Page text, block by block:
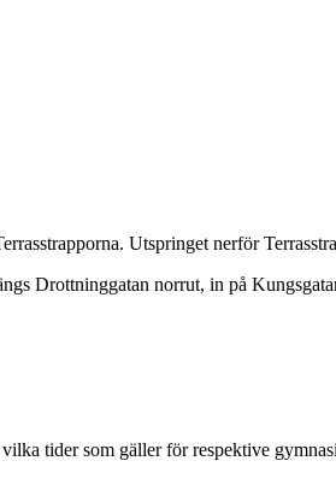
Utspringet nerför
Drottninggatan norrut, in på
tider som gäller för respektive